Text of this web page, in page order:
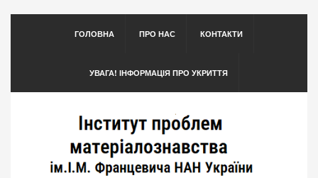
ГОЛОВНА ПРО НАС КОНТАКТИ
УВАГА! ІНФОРМАЦІЯ ПРО УКРИТТЯ